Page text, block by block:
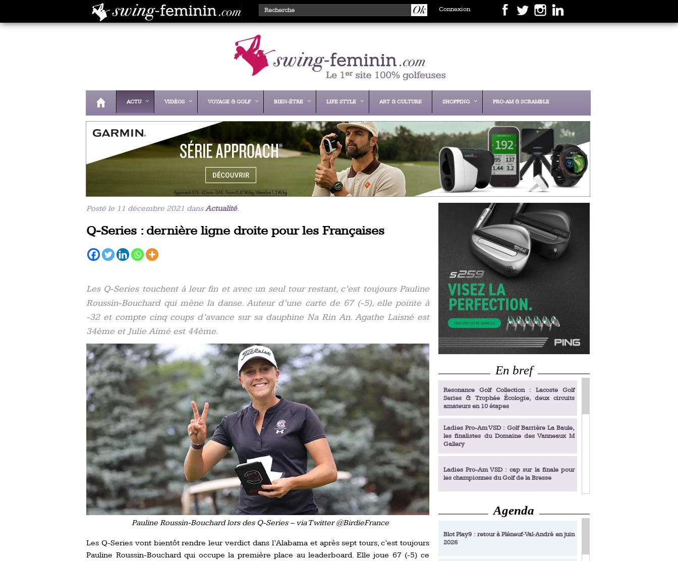
Connexion
ACTU VIDÉOS VOYAGE & GOLF BIEN-ÊTRE LIFE STYLE ART & CULTURE SHOPPING PRO-AM & SCRAMBLE
Posté le 11 décembre 2021 dansActualité.
Q-Series : dernière ligne droite pour les Françaises
Les Q-Series touchent à leur fin et avec un seul tour restant, c’est toujours Pauline
Roussin-Bouchard qui mène la danse. Auteur d’une carte de 67 (-5), elle pointe à
-32 et compte cinq coups d’avance sur sa dauphine Na Rin An. Agathe Laisné est
34ème et Julie Aimé est 44ème.
Pauline Roussin-Bouchard lors des Q-Series – via Twitter @BirdieFrance
Les Q-Series vont bientôt rendre leur verdict dans l’Alabama et après sept tours, c’est toujours
Pauline Roussin-Bouchard qui occupe la première place au leaderboard. Elle joue 67 (-5) ce
En bref
Resonance Golf Collection : Lacoste Golf
Series & Trophée Écologie, deux circuits
amateurs en 10 étapes
Ladies Pro-Am VSD : Golf Barrière La Baule,
les finalistes du Domaine des Vanneaux M
Gallery
Ladies Pro-Am VSD : cap sur la finale pour
les championnes du Golf de la Bresse
Ladies Pro-Am VSD : Golf du Prieuré, elles
décrochent leur billet pour la finale
Enfin un livre de golf pensé pour les femmes
Agenda
Blot Play9 : retour à Pléneuf‑Val‑André en juin
2026